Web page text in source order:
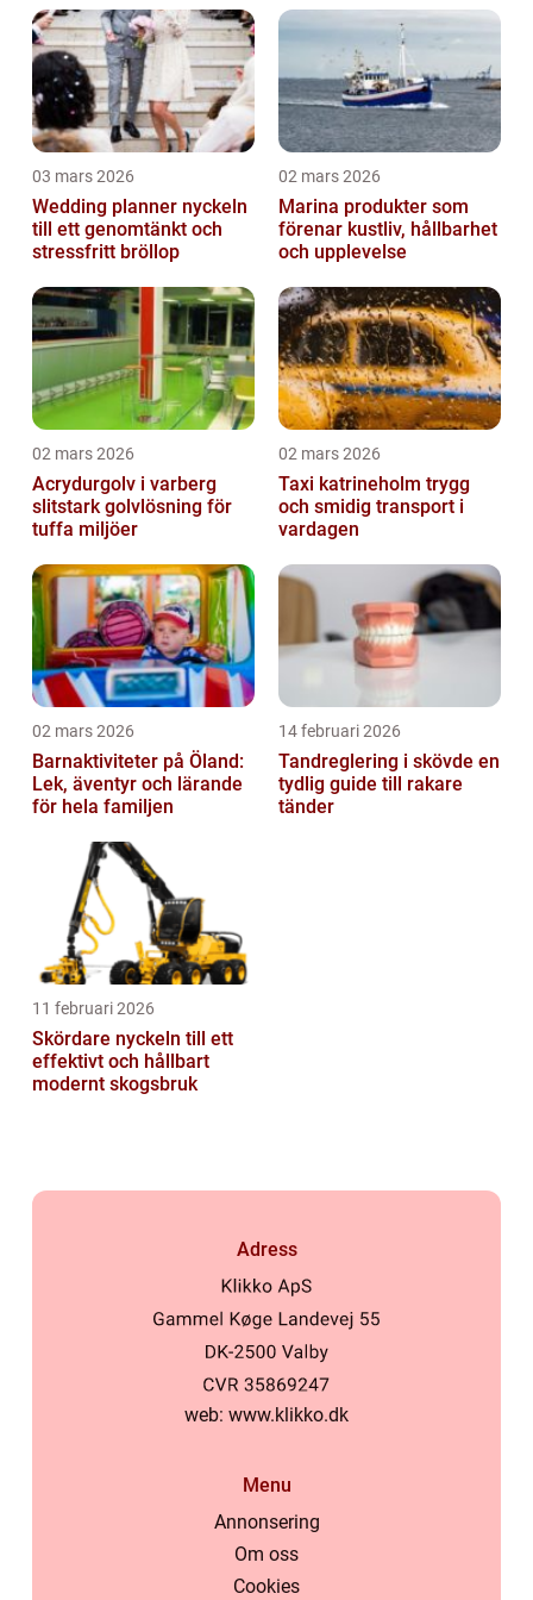
03 mars 2026
Wedding planner nyckeln
till ett genomtänkt och
stressfritt bröllop
02 mars 2026
Marina produkter som
förenar kustliv, hållbarhet
och upplevelse
02 mars 2026
Acrydurgolv i varberg
slitstark golvlösning för
tuffa miljöer
02 mars 2026
Taxi katrineholm trygg
och smidig transport i
vardagen
02 mars 2026
Barnaktiviteter på Öland:
Lek, äventyr och lärande
för hela familjen
14 februari 2026
Tandreglering i skövde en
tydlig guide till rakare
tänder
11 februari 2026
Skördare nyckeln till ett
effektivt och hållbart
modernt skogsbruk
Adress
web: www.klikko.dk
Menu
Annonsering
Om oss
Cookies